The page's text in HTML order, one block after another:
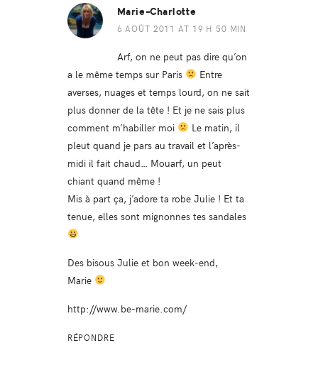
Marie-Charlotte
6 AOÛT 2011 AT 19 H 50 MIN
Arf, on ne peut pas dire qu’on
a le même temps sur Paris
Entre
averses, nuages et temps lourd, on ne sait
plus donner de la tête ! Et je ne sais plus
comment m’habiller moi
Le matin, il
pleut quand je pars au travail et l’après-
midi il fait chaud… Mouarf, un peut
chiant quand même !
Mis à part ça, j’adore ta robe Julie ! Et ta
tenue, elles sont mignonnes tes sandales
Des bisous Julie et bon week-end,
Marie
http://www.be-marie.com/
RÉPONDRE